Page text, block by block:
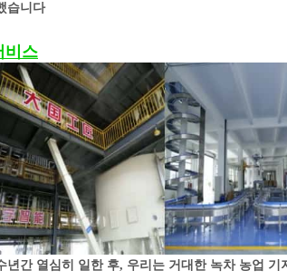
습니다
비스
년간 열심히 일한 후, 우리는 거대한 녹차 농업